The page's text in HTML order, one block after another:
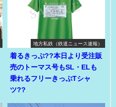
地方私鉄（鉄道ニュース速報）
着るきっぷ??本日より受注販
売のトーマス号もSL・ELも
乗れるフリーきっぷTシャ
ツ??